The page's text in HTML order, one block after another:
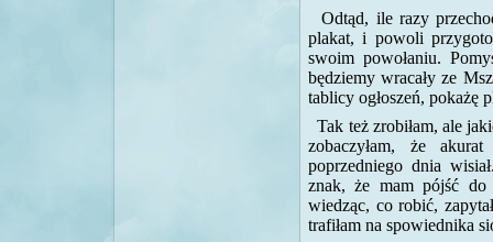
Odtąd, ile razy
plakat, i powoli
swoim powołaniu.
będziemy wracały ze
tablicy ogłoszeń, pokażę
Tak też zrobiłam, ale
zobaczyłam, że
poprzedniego dnia
znak, że mam pójść
wiedząc, co robić,
trafiłam na spowiednika